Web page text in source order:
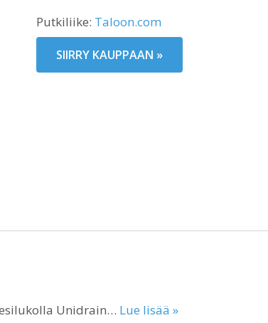
Putkiliike: Taloon.com
SIIRRY KAUPPAAN »
Unidrain… Lue lisää »